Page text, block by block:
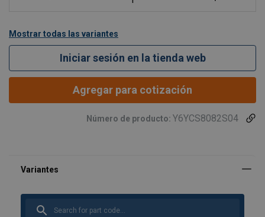
Mostrar todas las variantes
Iniciar sesión en la tienda web
Agregar para cotización
Número de producto: Y6YCS8082S04